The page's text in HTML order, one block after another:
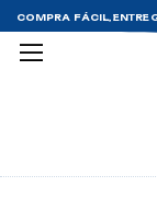
COMPRA FÁCIL,